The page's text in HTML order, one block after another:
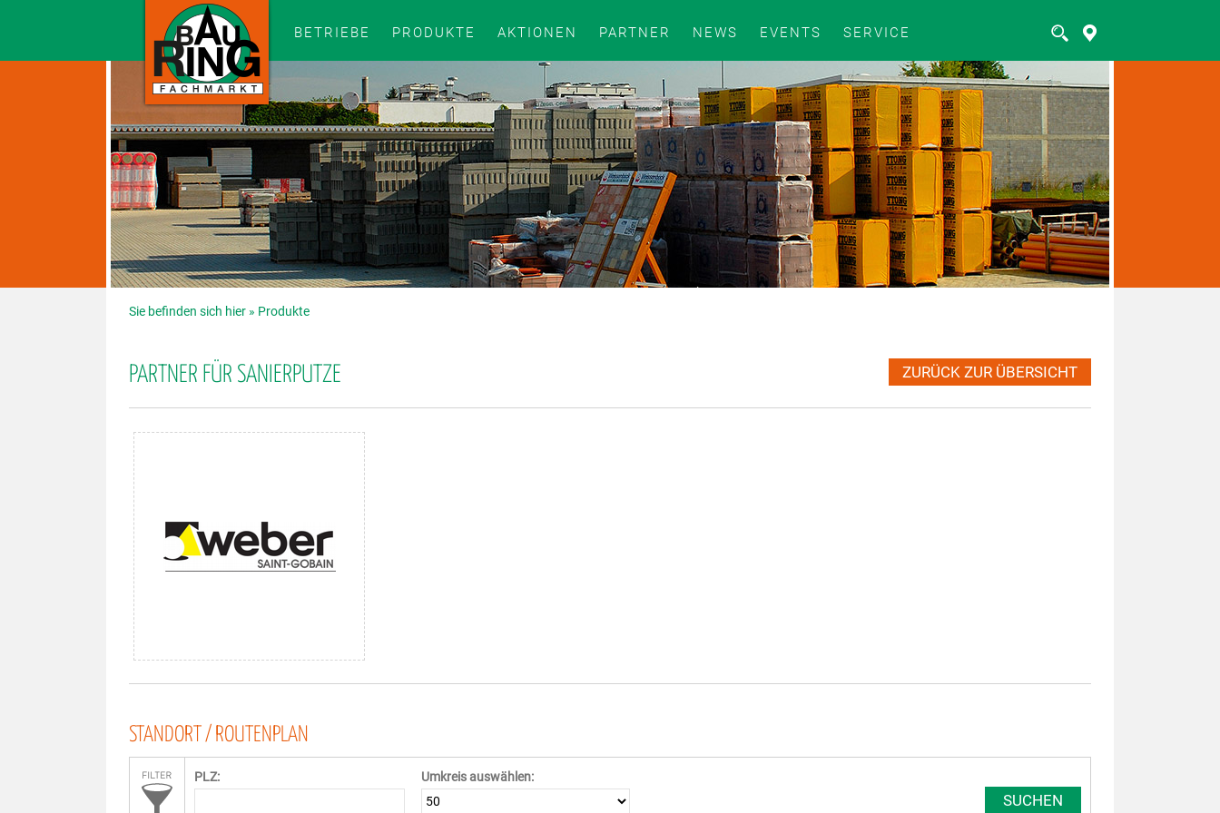
BETRIEBE PRODUKTE AKTIONEN PARTNER NEWS EVENTS SERVICE
Sie befinden sich hier » Produkte
ZURÜCK ZUR ÜBERSICHT
PARTNER FÜR SANIERPUTZE
STANDORT / ROUTENPLAN
PLZ: Umkreis auswählen: